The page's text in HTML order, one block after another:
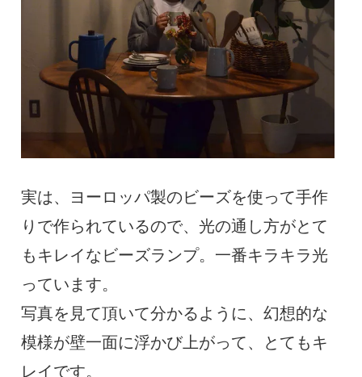
実は、ヨーロッパ製のビーズを使って手作
りで作られているので、光の通し方がとて
もキレイなビーズランプ。一番キラキラ光
っています。
写真を見て頂いて分かるように、幻想的な
模様が壁一面に浮かび上がって、とてもキ
レイです。